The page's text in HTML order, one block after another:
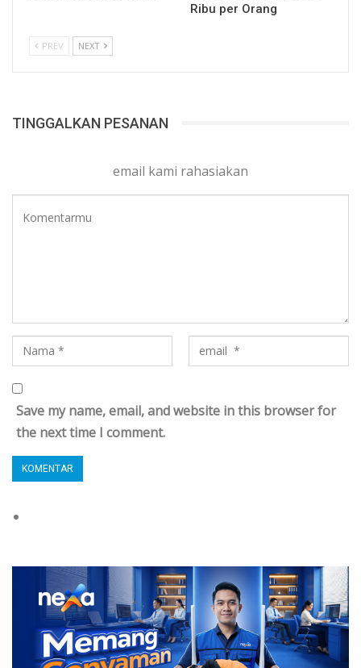
Ribu per Orang
PREV NEXT
TINGGALKAN PESANAN
email kami rahasiakan
Save my name, email, and website in this browser for
the next time I comment.